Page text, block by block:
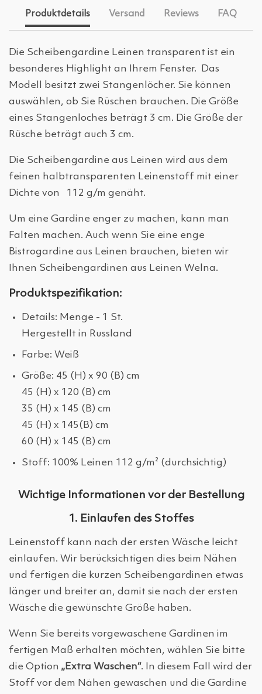
Produktdetails Versand Reviews FAQ
Die Scheibengardine Leinen transparent ist ein
besonderes Highlight an Ihrem Fenster. Das
Modell besitzt zwei Stangenlöcher. Sie können
auswählen, ob Sie Rüschen brauchen. Die Größe
eines Stangenloches beträgt 3 cm. Die Größe der
Rüsche beträgt auch 3 cm.
Die Scheibengardine aus Leinen wird aus dem
feinen halbtransparenten Leinenstoff mit einer
Dichte von 112 g/m genäht.
Um eine Gardine enger zu machen, kann man
Falten machen. Auch wenn Sie eine enge
Bistrogardine aus Leinen brauchen, bieten wir
Ihnen Scheibengardinen aus Leinen Welna.
Produktspezifikation:
Details: Menge - 1 St.
Hergestellt in Russland
Farbe: Weiß
Größe: 45 (H) x 90 (B) cm
45 (H) x 120 (B) cm
35 (H) x 145 (B) cm
45 (H) x 145(B) cm
60 (H) x 145 (B) cm
Stoff: 100% Leinen 112 g/m² (durchsichtig)
Wichtige Informationen vor der Bestellung
1. Einlaufen des Stoffes
Leinenstoff kann nach der ersten Wäsche leicht
einlaufen. Wir berücksichtigen dies beim Nähen
und fertigen die kurzen Scheibengardinen etwas
länger und breiter an, damit sie nach der ersten
Wäsche die gewünschte Größe haben.
Wenn Sie bereits vorgewaschene Gardinen im
fertigen Maß erhalten möchten, wählen Sie bitte
die Option „Extra Waschen“. In diesem Fall wird der
Stoff vor dem Nähen gewaschen und die Gardine